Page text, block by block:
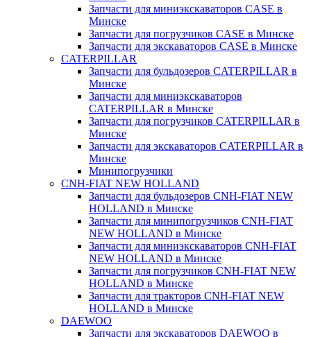
Запчасти для миниэкскаваторов CASE в
Минске
Запчасти для погрузчиков CASE в Минске
Запчасти для экскаваторов CASE в Минске
CATERPILLAR
Запчасти для бульдозеров CATERPILLAR в
Минске
Запчасти для миниэкскаваторов
CATERPILLAR в Минске
Запчасти для погрузчиков CATERPILLAR в
Минске
Запчасти для экскаваторов CATERPILLAR в
Минскe
Минипогрузчики
CNH-FIAT NEW HOLLAND
Запчасти для бульдозеров CNH-FIAT NEW
HOLLAND в Минске
Запчасти для минипогрузчиков CNH-FIAT
NEW HOLLAND в Минске
Запчасти для миниэкскаваторов CNH-FIAT
NEW HOLLAND в Минске
Запчасти для погрузчиков CNH-FIAT NEW
HOLLAND в Минске
Запчасти для тракторов CNH-FIAT NEW
HOLLAND в Минске
DAEWOO
Запчасти для экскаваторов DAEWOO в